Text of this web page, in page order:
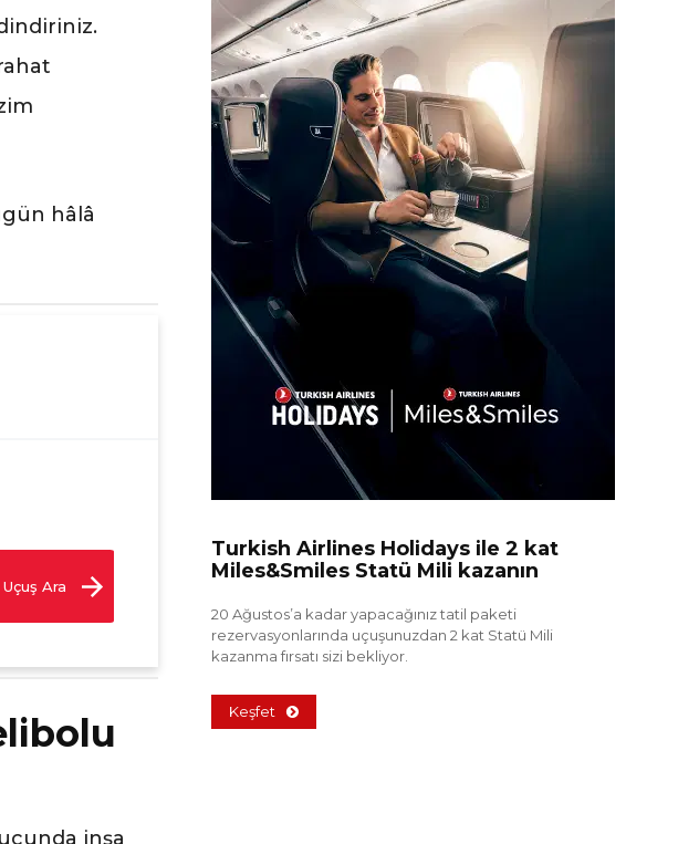
hâlâ
Uçuş Ara
Turkish Airlines Holidays ile 2 kat
Miles&Smiles Statü Mili kazanın
20 Ağustos’a kadar yapacağınız tatil paketi
rezervasyonlarında uçuşunuzdan 2 kat Statü Mili
kazanma fırsatı sizi bekliyor.
Keşfet